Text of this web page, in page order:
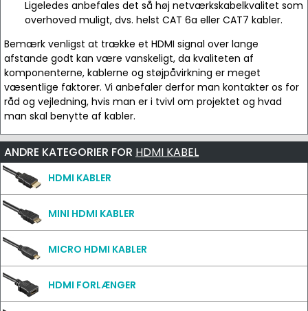
Ligeledes anbefales det så høj netværkskabelkvalitet som
overhoved muligt, dvs. helst CAT 6a eller CAT7 kabler.
Bemærk venligst at trække et HDMI signal over lange
afstande godt kan være vanskeligt, da kvaliteten af
komponenterne, kablerne og støjpåvirkning er meget
væsentlige faktorer. Vi anbefaler derfor man kontakter os for
råd og vejledning, hvis man er i tvivl om projektet og hvad
man skal benytte af kabler.
ANDRE KATEGORIER FOR HDMI KABEL
HDMI KABLER
MINI HDMI KABLER
MICRO HDMI KABLER
HDMI FORLÆNGER